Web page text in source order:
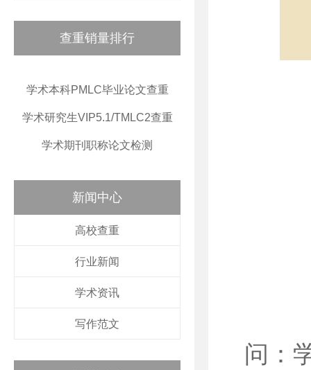
查重销量排行
学术本科PMLC毕业论文查重
学术研究生VIP5.1/TMLC2查重
学术期刊职称论文检测
新闻中心
高校查重
行业新闻
学术资讯
写作范文
问：